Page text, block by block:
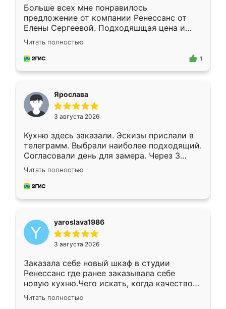
Больше всех мне понравилось
предложение от компании Ренессанс от
Елены Сергеевой. Подходяшщая цена и
короткие сроки изготовления. Приехавший
для замера сотрудник Владислав
предложил по моему эскизу самый
Читать полностью
1
Ярослава
3 августа 2026
Кухню здесь заказали. Эскизы прислали в
телеграмм. Выбрали наиболее подходящий.
Согласовали день для замера. Через 3
недели кухня была уже готова. Остались
довольны работой. Спасибо Ренессанс
мебель за качественную работу!
Читать полностью
yaroslava1986
3 августа 2026
Заказала себе новый шкаф в студии
Ренессанс где ранее заказывала себе
новую кухню.Чего искать, когда качеством
вполне довольна. Служит кухня уже почти
два года, нареканий нет.
Читать полностью